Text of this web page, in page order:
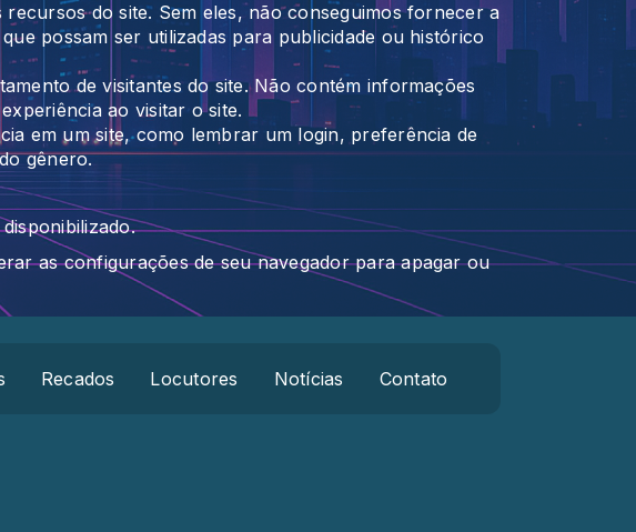
do site. Sem eles, não conseguimos fornecer a
possam ser utilizadas para publicidade ou histórico
de visitantes do site. Não contém informações
ao visitar o site.
em um site, como lembrar um login, preferência de
gênero.
as configurações de seu navegador para apagar ou
Recados Locutores Notícias Contato